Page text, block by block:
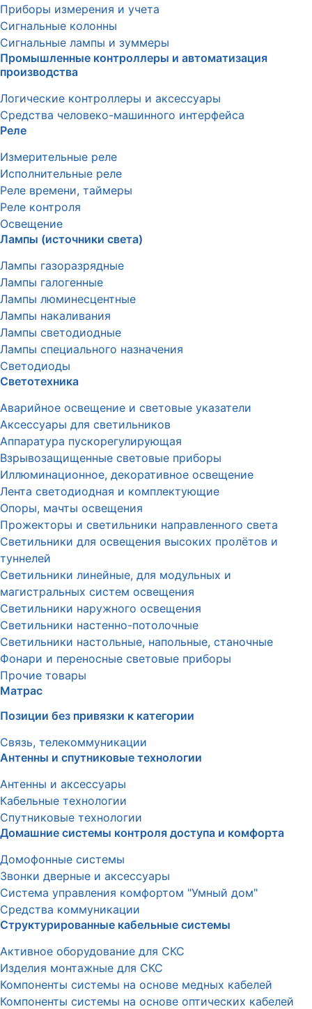
Приборы измерения и учета
Сигнальные колонны
Сигнальные лампы и зуммеры
Промышленные контроллеры и автоматизация
производства
Логические контроллеры и аксессуары
Средства человеко-машинного интерфейса
Реле
Измерительные реле
Исполнительные реле
Реле времени, таймеры
Реле контроля
Освещение
Лампы (источники света)
Лампы газоразрядные
Лампы галогенные
Лампы люминесцентные
Лампы накаливания
Лампы светодиодные
Лампы специального назначения
Светодиоды
Светотехника
Аварийное освещение и световые указатели
Аксессуары для светильников
Аппаратура пускорегулирующая
Взрывозащищенные световые приборы
Иллюминационное, декоративное освещение
Лента светодиодная и комплектующие
Опоры, мачты освещения
Прожекторы и светильники направленного света
Светильники для освещения высоких пролётов и
туннелей
Светильники линейные, для модульных и
магистральных систем освещения
Светильники наружного освещения
Светильники настенно-потолочные
Светильники настольные, напольные, станочные
Фонари и переносные световые приборы
Прочие товары
Матрас
Позиции без привязки к категории
Связь, телекоммуникации
Антенны и спутниковые технологии
Антенны и аксессуары
Кабельные технологии
Спутниковые технологии
Домашние системы контроля доступа и комфорта
Домофонные системы
Звонки дверные и аксессуары
Система управления комфортом "Умный дом"
Средства коммуникации
Структурированные кабельные системы
Активное оборудование для СКС
Изделия монтажные для СКС
Компоненты системы на основе медных кабелей
Компоненты системы на основе оптических кабелей